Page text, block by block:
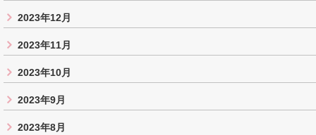
2023年12月
2023年11月
2023年10月
2023年9月
2023年8月